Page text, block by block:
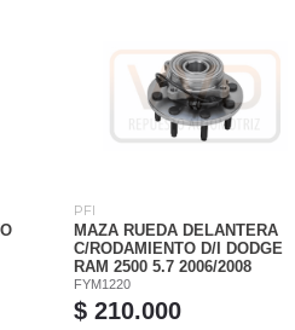
PFI
MAZA RUEDA DELANTERA
C/RODAMIENTO D/I DODGE
RAM 2500 5.7 2006/2008
FYM1220
$ 210.000